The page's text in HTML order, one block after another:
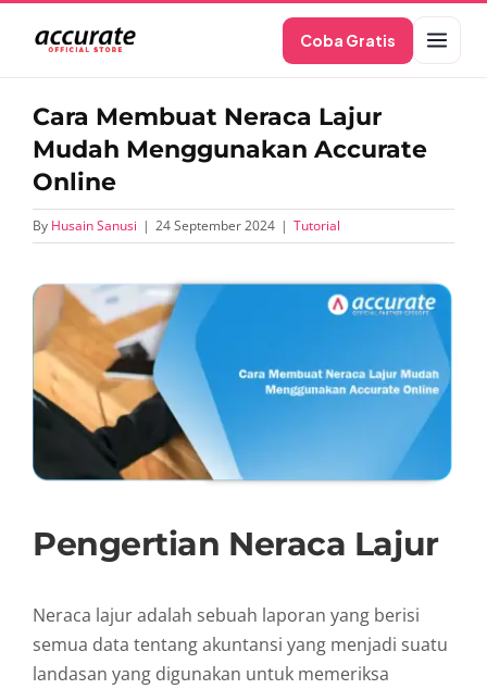
content
Coba Gratis
Cara Membuat Neraca Lajur
Mudah Menggunakan Accurate
Online
By Husain Sanusi | 24 September 2024 | Tutorial
View
Larger
Image
Pengertian Neraca Lajur
Neraca lajur adalah sebuah laporan yang berisi
semua data tentang akuntansi yang menjadi suatu
landasan yang digunakan untuk memeriksa